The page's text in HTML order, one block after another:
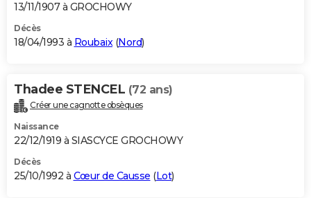
13/11/1907 à GROCHOWY
Décès
18/04/1993 à Roubaix(Nord)
Thadee STENCEL (72 ans)
Créer une cagnotte obsèques
Naissance
22/12/1919 à SIASCYCE GROCHOWY
Décès
25/10/1992 à Cœur de Causse (Lot)